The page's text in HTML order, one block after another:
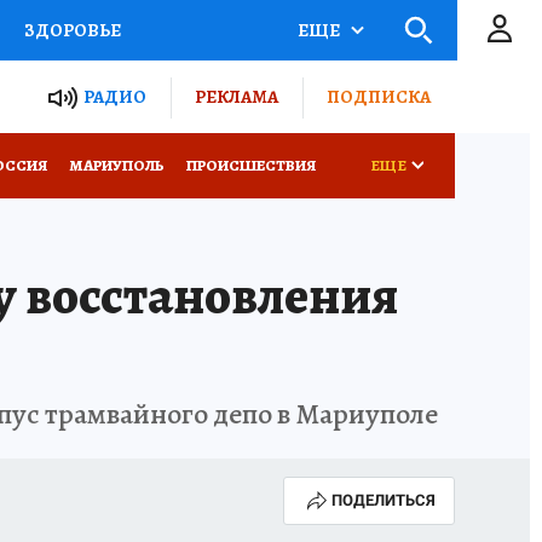
ЗДОРОВЬЕ
РОССИИ
ЕЩЕ
РАДИО РЕКЛАМА ПОДПИСКА
МАРИУПОЛЬ ПРОИСШЕСТВИЯ ЕЩЕ
трамвайного депо в Мариуполе
ПОДЕЛИТЬСЯ